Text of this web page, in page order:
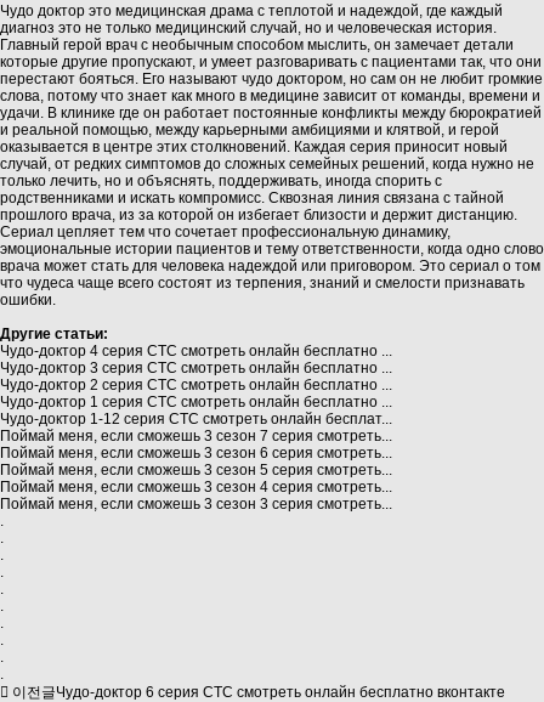
Чудо доктор это медицинская драма с теплотой и надеждой, где каждый
диагноз это не только медицинский случай, но и человеческая история.
Главный герой врач с необычным способом мыслить, он замечает детали
которые другие пропускают, и умеет разговаривать с пациентами так, что они
перестают бояться. Его называют чудо доктором, но сам он не любит громкие
слова, потому что знает как много в медицине зависит от команды, времени и
удачи. В клинике где он работает постоянные конфликты между бюрократией
и реальной помощью, между карьерными амбициями и клятвой, и герой
оказывается в центре этих столкновений. Каждая серия приносит новый
случай, от редких симптомов до сложных семейных решений, когда нужно не
только лечить, но и объяснять, поддерживать, иногда спорить с
родственниками и искать компромисс. Сквозная линия связана с тайной
прошлого врача, из за которой он избегает близости и держит дистанцию.
Сериал цепляет тем что сочетает профессиональную динамику,
эмоциональные истории пациентов и тему ответственности, когда одно слово
врача может стать для человека надеждой или приговором. Это сериал о том
что чудеса чаще всего состоят из терпения, знаний и смелости признавать
ошибки.
Другие статьи:
Чудо-доктор 4 серия СТС смотреть онлайн бесплатно ...
Чудо-доктор 3 серия СТС смотреть онлайн бесплатно ...
Чудо-доктор 2 серия СТС смотреть онлайн бесплатно ...
Чудо-доктор 1 серия СТС смотреть онлайн бесплатно ...
Чудо-доктор 1-12 серия СТС смотреть онлайн бесплат...
Поймай меня, если сможешь 3 сезон 7 серия смотреть...
Поймай меня, если сможешь 3 сезон 6 серия смотреть...
Поймай меня, если сможешь 3 сезон 5 серия смотреть...
Поймай меня, если сможешь 3 сезон 4 серия смотреть...
Поймай меня, если сможешь 3 сезон 3 серия смотреть...
.
.
.
.
.
.
.
.
.
.
이전글Чудо-доктор 6 серия СТС смотреть онлайн бесплатно вконтакте